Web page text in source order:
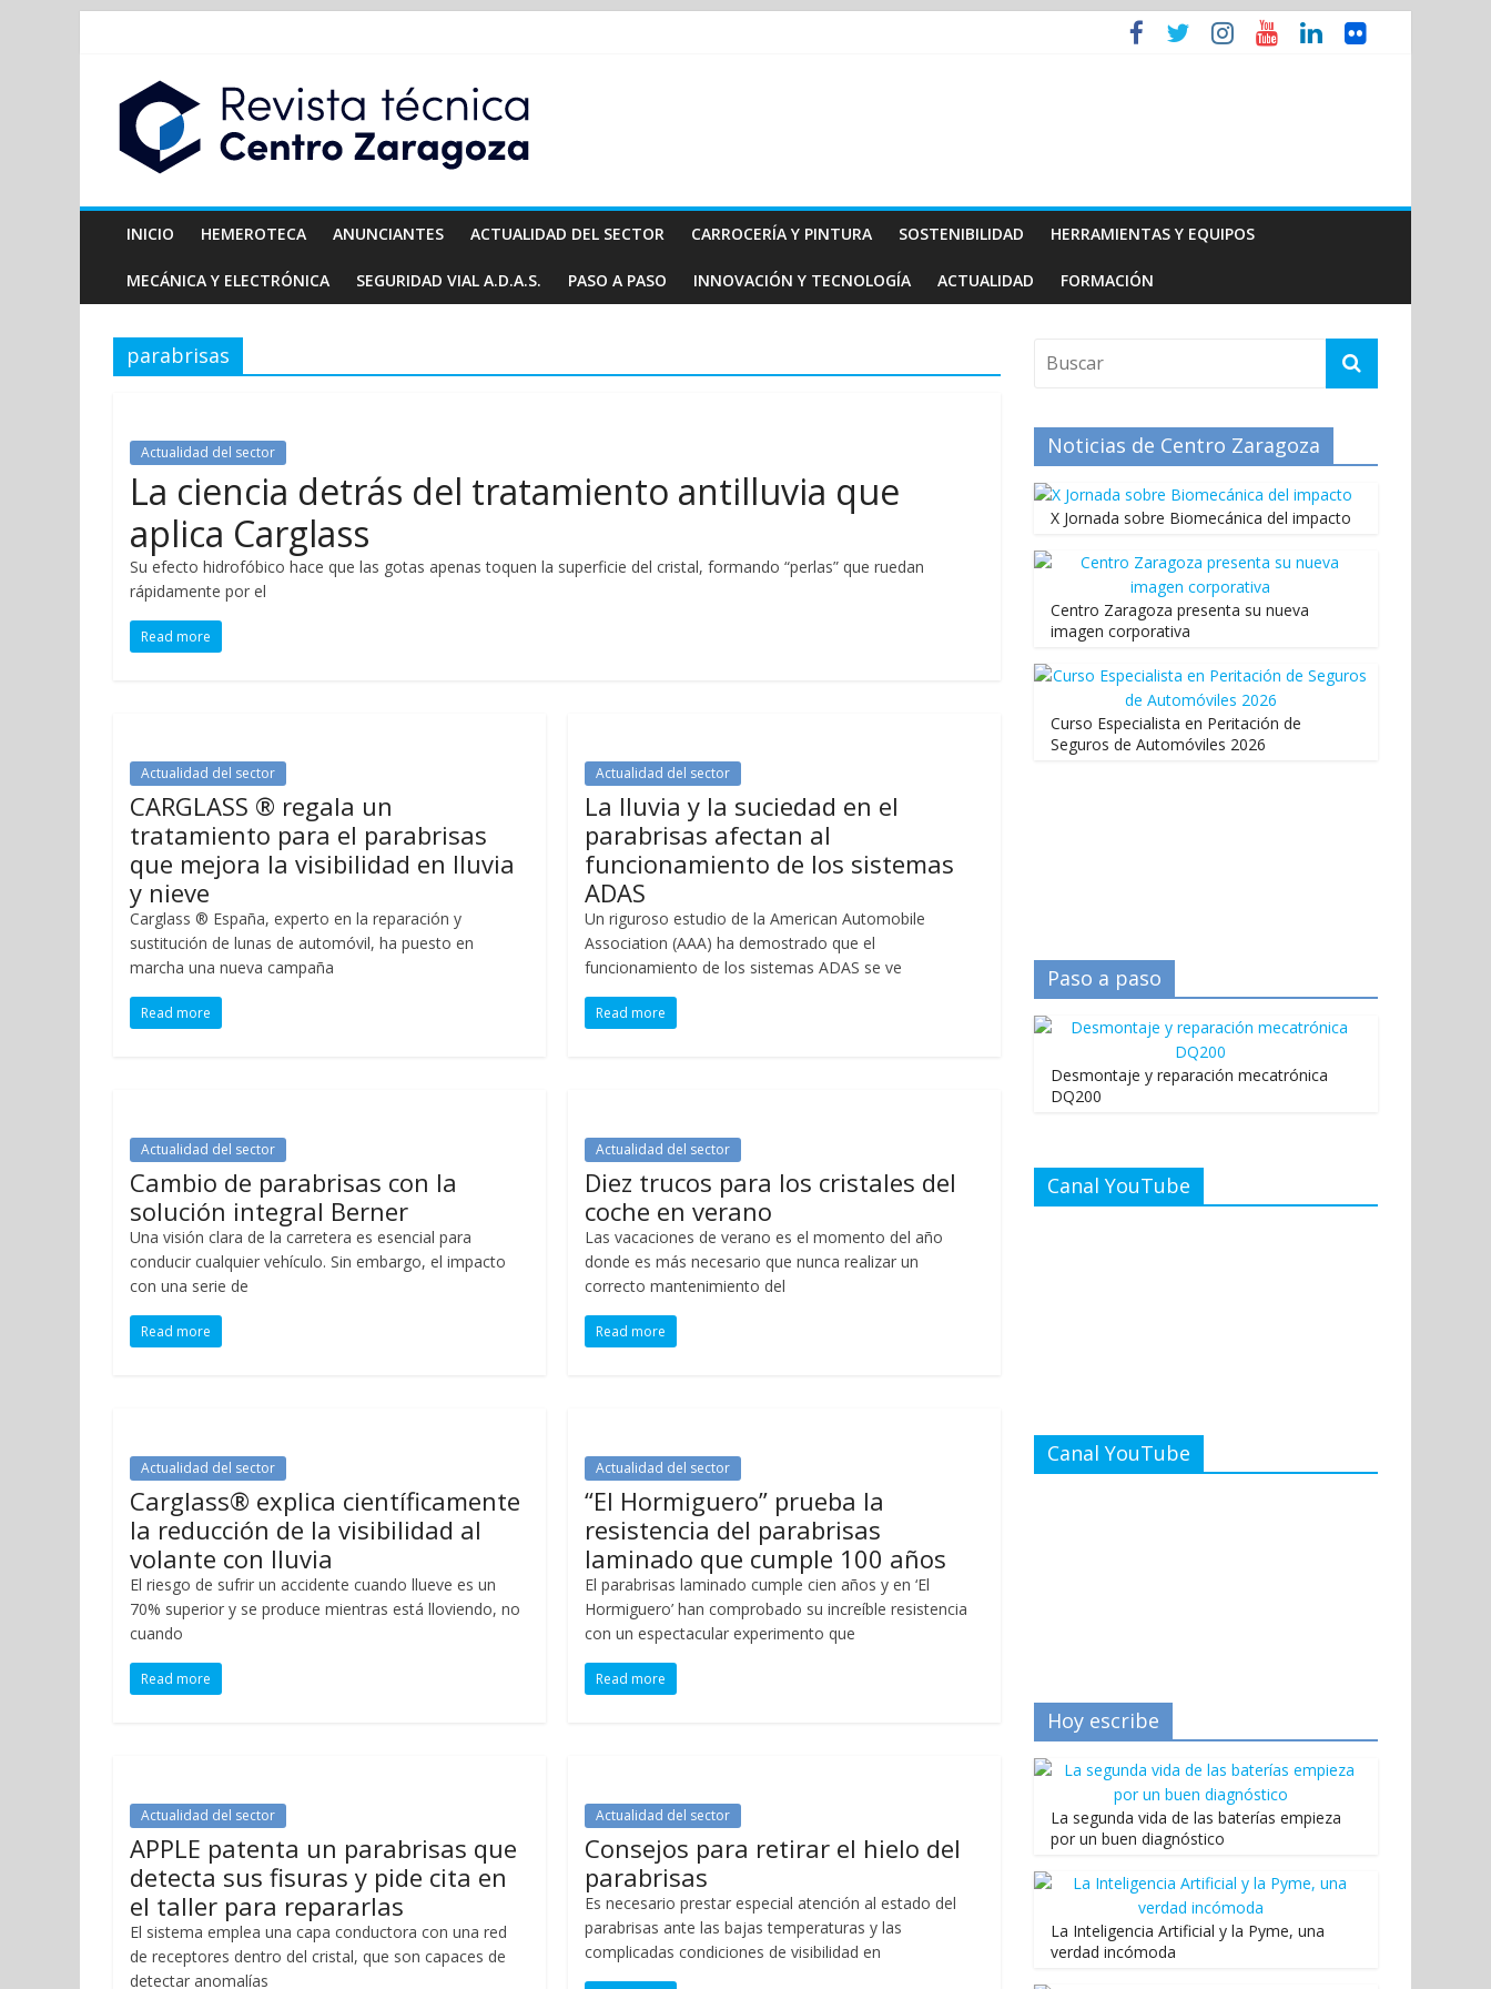
INICIO HEMEROTECA ANUNCIANTES ACTUALIDAD DEL SECTOR CARROCERÍA Y PINTURA SOSTENIBILIDAD HERRAMIENTAS Y EQUIPOS
MECÁNICA Y ELECTRÓNICA SEGURIDAD VIAL A.D.A.S. PASO A PASO INNOVACIÓN Y TECNOLOGÍA ACTUALIDAD FORMACIÓN
parabrisas
Actualidad del sector
La ciencia detrás del tratamiento antilluvia que
aplica Carglass
Su efecto hidrofóbico hace que las gotas apenas toquen la superficie del cristal, formando “perlas” que ruedan
rápidamente por el
Read more
Actualidad del sector
CARGLASS ® regala un
tratamiento para el parabrisas
que mejora la visibilidad en lluvia
y nieve
Carglass ® España, experto en la reparación y
sustitución de lunas de automóvil, ha puesto en
marcha una nueva campaña
Read more
Actualidad del sector
La lluvia y la suciedad en el
parabrisas afectan al
funcionamiento de los sistemas
ADAS
Un riguroso estudio de la American Automobile
Association (AAA) ha demostrado que el
funcionamiento de los sistemas ADAS se ve
Read more
Actualidad del sector
Cambio de parabrisas con la
solución integral Berner
Una visión clara de la carretera es esencial para
conducir cualquier vehículo. Sin embargo, el impacto
con una serie de
Read more
Actualidad del sector
Diez trucos para los cristales del
coche en verano
Las vacaciones de verano es el momento del año
donde es más necesario que nunca realizar un
correcto mantenimiento del
Read more
Actualidad del sector
Carglass® explica científicamente
la reducción de la visibilidad al
volante con lluvia
El riesgo de sufrir un accidente cuando llueve es un
70% superior y se produce mientras está lloviendo, no
cuando
Read more
Actualidad del sector
“El Hormiguero” prueba la
resistencia del parabrisas
laminado que cumple 100 años
El parabrisas laminado cumple cien años y en ‘El
Hormiguero’ han comprobado su increíble resistencia
con un espectacular experimento que
Read more
Actualidad del sector
APPLE patenta un parabrisas que
detecta sus fisuras y pide cita en
el taller para repararlas
El sistema emplea una capa conductora con una red
de receptores dentro del cristal, que son capaces de
detectar anomalías
Actualidad del sector
Consejos para retirar el hielo del
parabrisas
Es necesario prestar especial atención al estado del
parabrisas ante las bajas temperaturas y las
complicadas condiciones de visibilidad en
Noticias de Centro Zaragoza
X Jornada sobre Biomecánica del impacto
Centro Zaragoza presenta su nueva
imagen corporativa
Curso Especialista en Peritación de
Seguros de Automóviles 2026
Paso a paso
Desmontaje y reparación mecatrónica
DQ200
Canal YouTube
Canal YouTube
Hoy escribe
La segunda vida de las baterías empieza
por un buen diagnóstico
La Inteligencia Artificial y la Pyme, una
verdad incómoda